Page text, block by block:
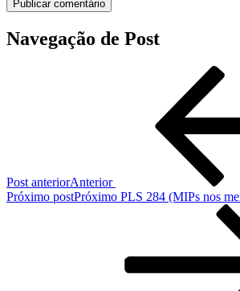
Navegação de Post
Post anteriorAnterior
Próximo postPróximo PLS 284 (MIPs nos